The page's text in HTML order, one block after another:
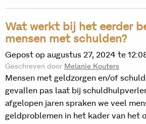
Wat werkt bij het eerder
mensen met schulden?
Gepost op augustus 27, 2024 te
Geschreven door Melanie Kouters
Mensen met geldzorgen en/of
gevallen pas laat bij
afgelopen jaren spraken we veel
geldproblemen in het kader van het